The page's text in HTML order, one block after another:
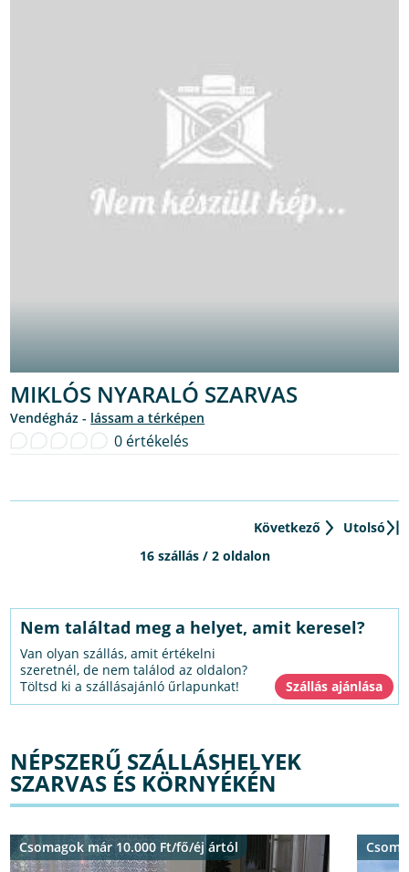
MIKLÓS NYARALÓ SZARVAS
Vendégház - lássam a térképen
0 értékelés
Következő
Utolsó
16 szállás / 2 oldalon
Nem találtad meg a helyet, amit keresel?
Van olyan szállás, amit értékelni
szeretnél, de nem találod az oldalon?
Töltsd ki a szállásajánló űrlapunkat!
NÉPSZERŰ SZÁLLÁSHELYEK
SZARVAS ÉS KÖRNYÉKÉN
Csomagok már 10.000 Ft/fő/éj ártól